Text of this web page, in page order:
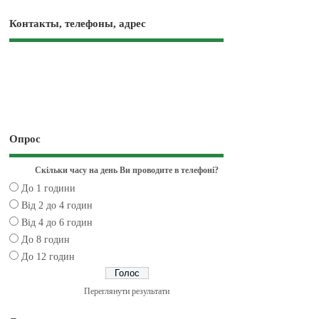
Контакты, телефоны, адрес
Опрос
Скільки часу на день Ви проводите в телефоні?
До 1 години
Від 2 до 4 годин
Від 4 до 6 годин
До 8 годин
До 12 годин
Переглянути результати